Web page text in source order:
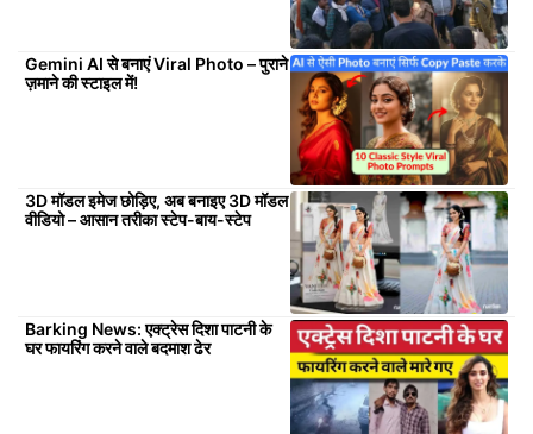
Gemini AI से बनाएं Viral Photo – पुराने
ज़माने की स्टाइल में!
3D मॉडल इमेज छोड़िए, अब बनाइए 3D मॉडल
वीडियो – आसान तरीका स्टेप-बाय-स्टेप
Barking News: एक्ट्रेस दिशा पाटनी के
घर फायरिंग करने वाले बदमाश ढेर